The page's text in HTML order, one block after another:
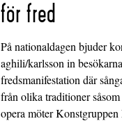
för fred
På nationaldagen bjuder
aghili/karlsson in
fredsmanifestation där
från olika traditioner
opera möter Konstgruppen